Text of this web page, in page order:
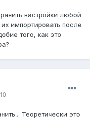
настройки любой
импортировать после
того, как это
Теоретически это